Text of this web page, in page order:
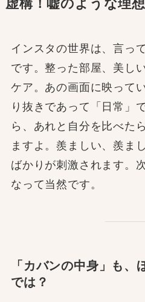
虚構！嘘のような理
インスタの世界は、言っ
です。整った部屋、美し
ケア。あの画面に映って
り抜きであって「日常」
ら、あれと自分を比べた
ますよ。羨ましい、羨ま
ばかりが刺激されます。
なって当然です。
「カバンの中身」も、
では？